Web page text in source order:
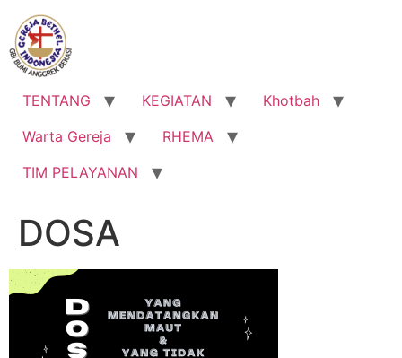
Lewati
konten
TENTANG KEGIATAN
Khotbah
Warta Gereja
RHEMA
TIM PELAYANAN
DOSA